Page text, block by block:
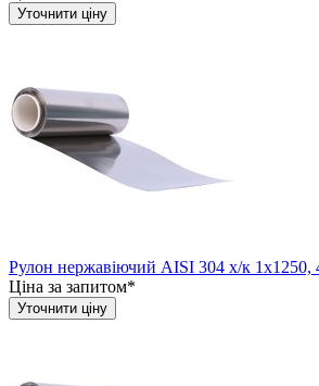
Уточнити ціну
Рулон нержавіючий AISI 304 х/к 1х1250,
Ціна за запитом*
Уточнити ціну